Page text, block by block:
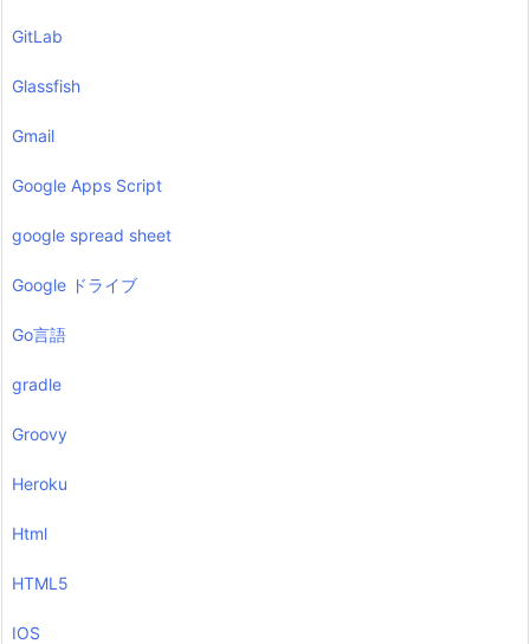
GitLab
Glassfish
Gmail
Google Apps Script
google spread sheet
Google ドライブ
Go言語
gradle
Groovy
Heroku
Html
HTML5
IOS